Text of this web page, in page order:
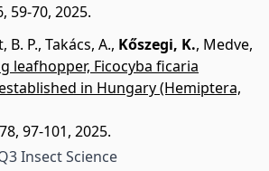
59-70, 2025.
B. P., Takács, A., Kőszegi, K., Medve,
leafhopper, Ficocyba ficaria
in Hungary (Hemiptera,
78, 97-101, 2025.
Insect Science